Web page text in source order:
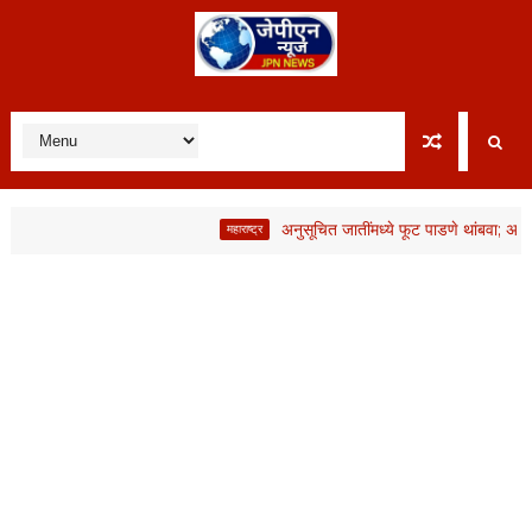
अनुसूचित जातींमध्ये फूट पाडणे थांबवा; अन्यथा